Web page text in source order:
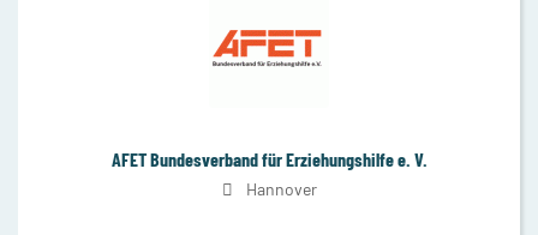
AFET Bundesverband für Erziehungshilfe e. V.
Hannover